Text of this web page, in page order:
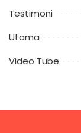
Testimoni
Utama
Video Tube